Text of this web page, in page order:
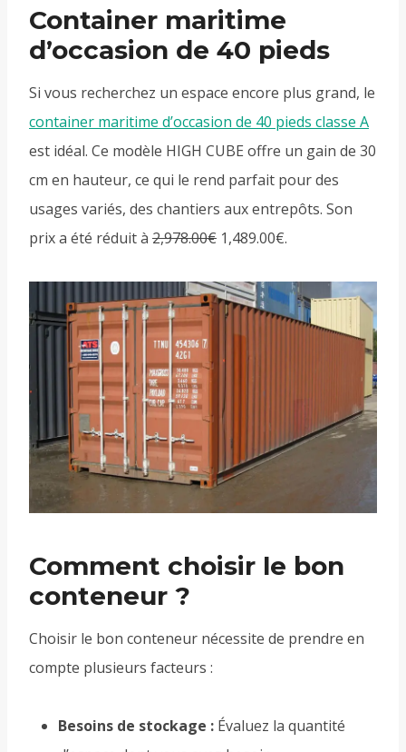
Container maritime
d’occasion de 40 pieds
Si vous recherchez un espace encore plus grand, le
container maritime d’occasion de 40 pieds classe A
est idéal. Ce modèle HIGH CUBE offre un gain de 30
cm en hauteur, ce qui le rend parfait pour des
usages variés, des chantiers aux entrepôts. Son
prix a été réduit à 2,978.00€ 1,489.00€.
Comment choisir le bon
conteneur ?
Choisir le bon conteneur nécessite de prendre en
compte plusieurs facteurs :
Besoins de stockage : Évaluez la quantité